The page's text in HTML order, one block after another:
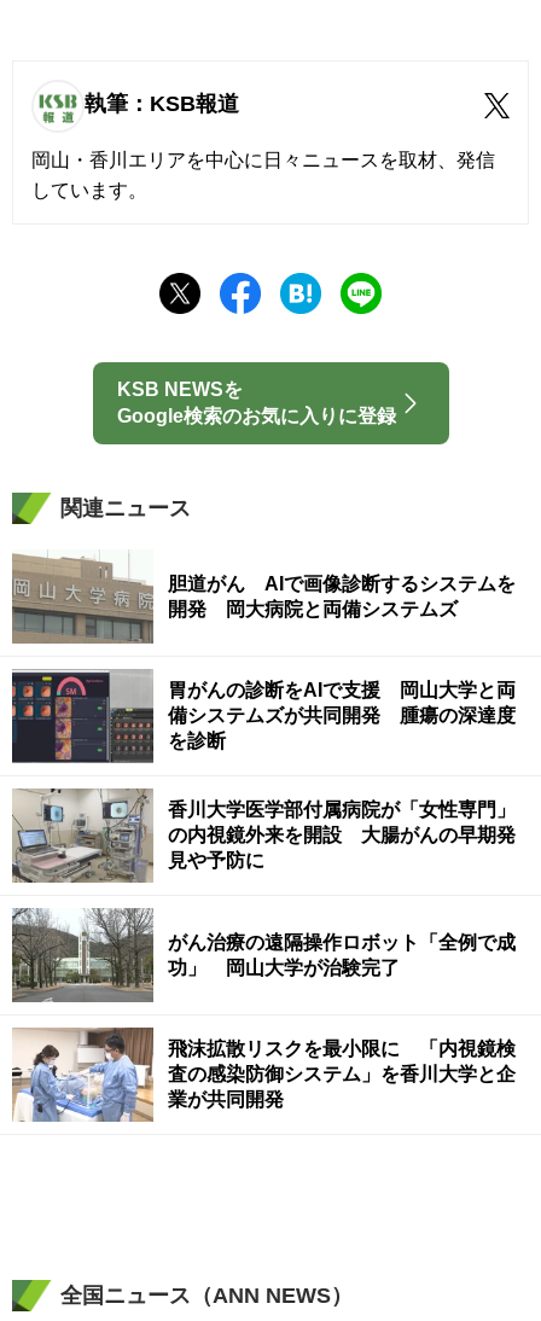
執筆：KSB報道
岡山・香川エリアを中心に日々ニュースを取材、発信
しています。
KSB NEWSを
Google検索のお気に入りに登録
関連ニュース
胆道がん AIで画像診断するシステムを
開発 岡大病院と両備システムズ
胃がんの診断をAIで支援 岡山大学と両
備システムズが共同開発 腫瘍の深達度
を診断
香川大学医学部付属病院が「女性専門」
の内視鏡外来を開設 大腸がんの早期発
見や予防に
がん治療の遠隔操作ロボット「全例で成
功」 岡山大学が治験完了
飛沫拡散リスクを最小限に 「内視鏡検
査の感染防御システム」を香川大学と企
業が共同開発
全国ニュース（ANN NEWS）